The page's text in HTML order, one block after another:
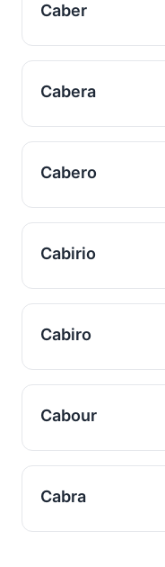
Caber
Cabera
Cabero
Cabirio
Cabiro
Cabour
Cabra